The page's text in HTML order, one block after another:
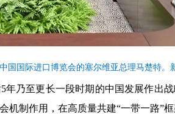
国国际进口博览会的塞尔维亚总理马楚
乃至更长一段时期的中国发展作出
制作用，在高质量共建“一带一路”